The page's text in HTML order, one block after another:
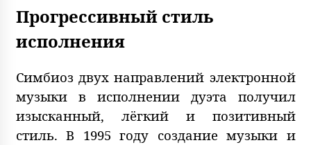
Прогрессивный стиль
исполнения
Симбиоз двух направлений электронной
музыки в исполнении дуэта получил
изысканный, лёгкий и позитивный
стиль. В 1995 году создание музыки и